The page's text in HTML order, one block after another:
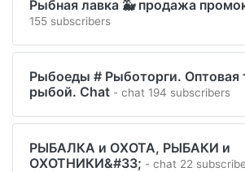
Рыбная лавка 🐳 продажа
155 subscribers
Рыбоеды # Рыботорги. Оптовая
рыбой. Chat - chat 194 subscribers
РЫБАЛКА и ОХОТА, РЫБАКИ и
ОХОТНИКИ&#33; - chat 22